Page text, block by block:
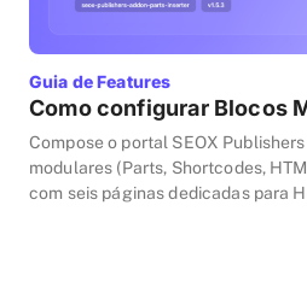
Guia de Features
Como configurar Blocos
Compose o portal SEOX
modulares (Parts, Shortcodes,
com seis páginas dedicadas para